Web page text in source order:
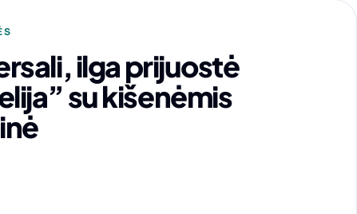
ilga prijuostė
su kišenėmis